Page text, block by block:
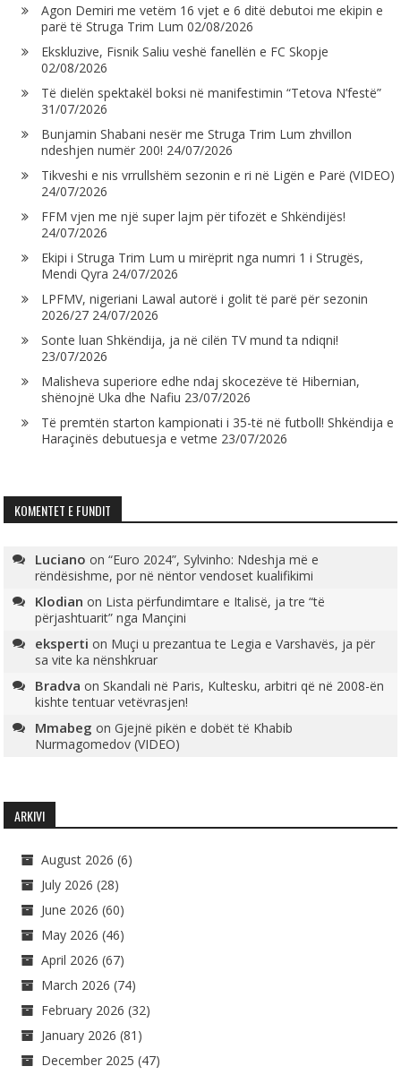
Agon Demiri me vetëm 16 vjet e 6 ditë debutoi me ekipin e
parë të Struga Trim Lum 02/08/2026
Ekskluzive, Fisnik Saliu veshë fanellën e FC Skopje
02/08/2026
Të dielën spektakël boksi në manifestimin “Tetova N’festë”
31/07/2026
Bunjamin Shabani nesër me Struga Trim Lum zhvillon
ndeshjen numër 200! 24/07/2026
Tikveshi e nis vrrullshëm sezonin e ri në Ligën e Parë (VIDEO)
24/07/2026
FFM vjen me një super lajm për tifozët e Shkëndijës!
24/07/2026
Ekipi i Struga Trim Lum u mirëprit nga numri 1 i Strugës,
Mendi Qyra 24/07/2026
LPFMV, nigeriani Lawal autorë i golit të parë për sezonin
2026/27 24/07/2026
Sonte luan Shkëndija, ja në cilën TV mund ta ndiqni!
23/07/2026
Malisheva superiore edhe ndaj skocezëve të Hibernian,
shënojnë Uka dhe Nafiu 23/07/2026
Të premtën starton kampionati i 35-të në futboll! Shkëndija e
Haraçinës debutuesja e vetme 23/07/2026
KOMENTET E FUNDIT
Luciano on“Euro 2024”, Sylvinho: Ndeshja më e
rëndësishme, por në nëntor vendoset kualifikimi
Klodian on Lista përfundimtare e Italisë, ja tre “të
përjashtuarit” nga Mançini
eksperti on Muçi u prezantua te Legia e Varshavës, ja për
sa vite ka nënshkruar
Bradva onSkandali në Paris, Kultesku, arbitri që në 2008-ën
kishte tentuar vetëvrasjen!
Mmabeg onGjejnë pikën e dobët të Khabib
Nurmagomedov (VIDEO)
ARKIVI
August 2026 (6)
July 2026 (28)
June 2026 (60)
May 2026 (46)
April 2026 (67)
March 2026 (74)
February 2026 (32)
January 2026 (81)
December 2025 (47)